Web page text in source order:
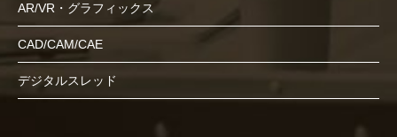
AR/VR・グラフィックス
CAD/CAM/CAE
デジタルスレッド